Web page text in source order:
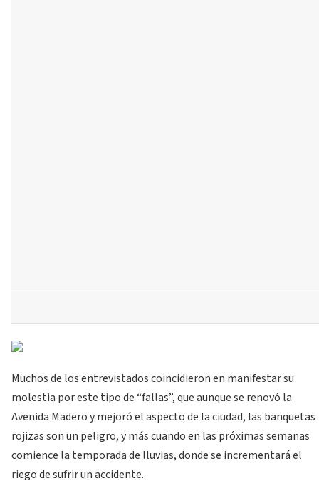
Muchos de los entrevistados coincidieron en manifestar su
molestia por este tipo de “fallas”, que aunque se renovó la
Avenida Madero y mejoró el aspecto de la ciudad, las banquetas
rojizas son un peligro, y más cuando en las próximas semanas
comience la temporada de lluvias, donde se incrementará el
riego de sufrir un accidente.